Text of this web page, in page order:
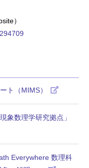
）
ト（MIMS）
象数理学研究拠点」
Everywhere 数理科